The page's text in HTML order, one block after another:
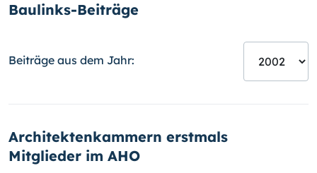
Baulinks-Beiträge
Beiträge aus dem Jahr:
Architektenkammern erstmals
Mitglieder im AHO